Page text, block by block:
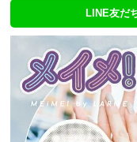
LINE友だ